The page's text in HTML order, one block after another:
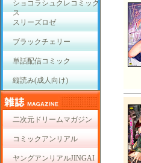
ショコラシュクレコミック
ス
スリーズロゼ
ブラックチェリー
単話配信コミック
縦読み(成人向け)
二次元ドリームマガジン
コミックアンリアル
ヤングアンリアルJINGAI